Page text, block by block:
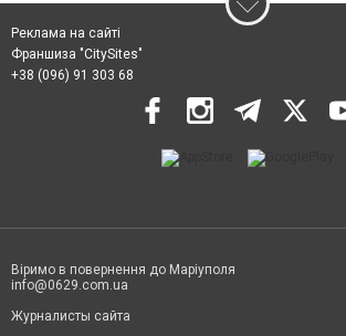
Реклама на сайті
Франшиза "CitySites"
+38 (096) 91 303 68
Віримо в повернення до Маріуполя
info@0629.com.ua
Журналисты сайта